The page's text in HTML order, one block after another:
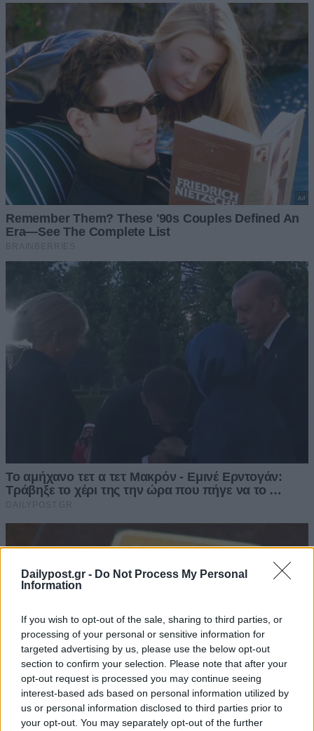
Dailypost.gr - Do Not Process My Personal
Information
If you wish to opt-out of the sale, sharing to third parties, or
processing of your personal or sensitive information for
targeted advertising by us, please use the below opt-out
section to confirm your selection. Please note that after your
opt-out request is processed you may continue seeing
interest-based ads based on personal information utilized by
us or personal information disclosed to third parties prior to
your opt-out. You may separately opt-out of the further